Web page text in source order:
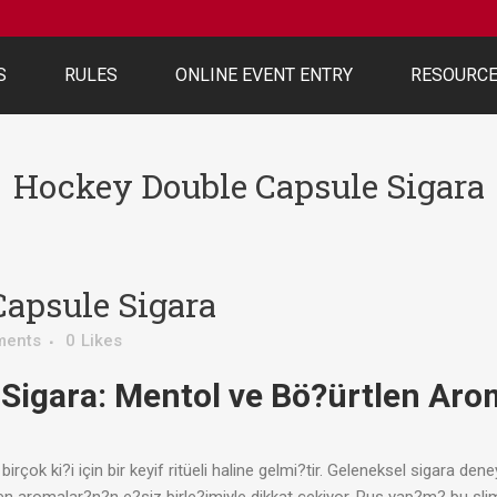
RULES ONLINE EVENT ENTRY
Hockey Double Capsule Sigara
Sigara
0 Likes
: Mentol ve Bö?ürtlen
ki?i için bir keyif ritüeli haline gelmi?tir. Geleneksel sigara